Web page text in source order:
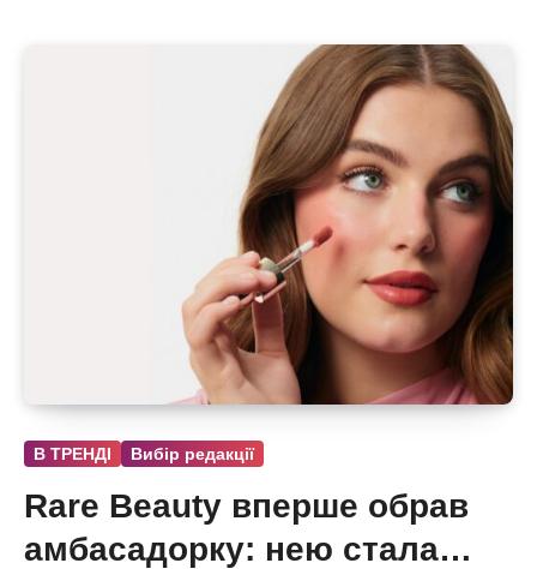
В ТРЕНДІ Вибір редакції
Rare Beauty вперше обрав
амбасадорку: нею стала